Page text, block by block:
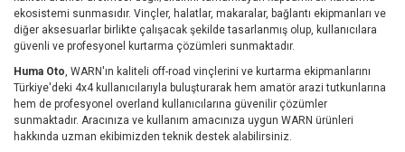
ekosistemi sunmasıdır. Vinçler, halatlar, makaralar, bağlantı ekipmanları ve
diğer aksesuarlar birlikte çalışacak şekilde tasarlanmış olup, kullanıcılara
güvenli ve profesyonel kurtarma çözümleri sunmaktadır.
Huma Oto, WARN'ın kaliteli off-road vinçlerini ve kurtarma ekipmanlarını
Türkiye'deki 4x4 kullanıcılarıyla buluşturarak hem amatör arazi tutkunlarına
hem de profesyonel overland kullanıcılarına güvenilir çözümler
sunmaktadır. Aracınıza ve kullanım amacınıza uygun WARN ürünleri
hakkında uzman ekibimizden teknik destek alabilirsiniz.